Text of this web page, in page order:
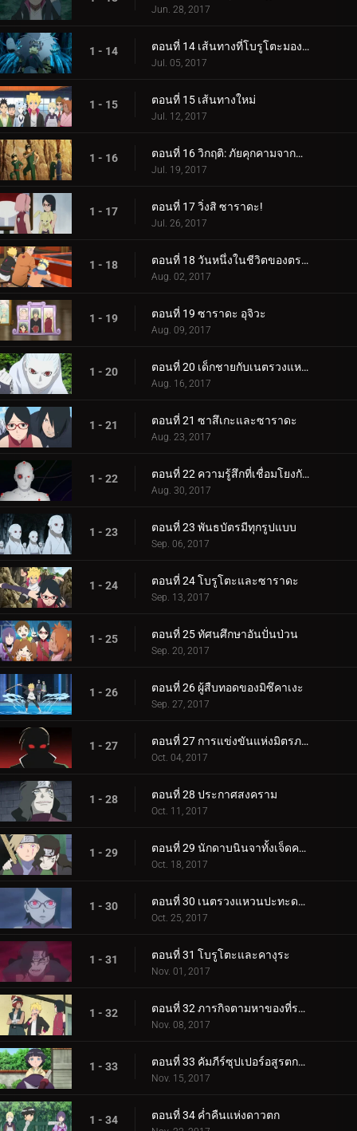
Jun. 28, 2017
1 - 14 ตอนที่ 14 เส้นทางที่โบรูโตะมองเห็น
Jul. 05, 2017
1 - 15 ตอนที่ 15 เส้นทางใหม่
Jul. 12, 2017
1 - 16 ตอนที่ 16 วิกฤติ: ภัยคุกคามจากความล้มเหลว!
Jul. 19, 2017
1 - 17 ตอนที่ 17 วิ่งสิ ซาราดะ!
Jul. 26, 2017
1 - 18 ตอนที่ 18 วันหนึ่งในชีวิตของตระกูลอุซึมากิ
Aug. 02, 2017
1 - 19 ตอนที่ 19 ซาราดะ อุจิวะ
Aug. 09, 2017
1 - 20 ตอนที่ 20 เด็กชายกับเนตรวงแหวน
Aug. 16, 2017
1 - 21 ตอนที่ 21 ซาสึเกะและซาราดะ
Aug. 23, 2017
1 - 22 ตอนที่ 22 ความรู้สึกที่เชื่อมโยงกัน
Aug. 30, 2017
1 - 23 ตอนที่ 23 พันธบัตรมีทุกรูปแบบ
Sep. 06, 2017
1 - 24 ตอนที่ 24 โบรูโตะและซาราดะ
Sep. 13, 2017
1 - 25 ตอนที่ 25 ทัศนศึกษาอันปั่นป่วน
Sep. 20, 2017
1 - 26 ตอนที่ 26 ผู้สืบทอดของมิซึคาเงะ
Sep. 27, 2017
1 - 27 ตอนที่ 27 การแข่งขันแห่งมิตรภาพของชิโนบิ
Oct. 04, 2017
1 - 28 ตอนที่ 28 ประกาศสงคราม
Oct. 11, 2017
1 - 29 ตอนที่ 29 นักดาบนินจาทั้งเจ็ดคนใหม่!
Oct. 18, 2017
1 - 30 ตอนที่ 30 เนตรวงแหวนปะทะดาบสายฟ้า เขี้ยวคิบะ!
Oct. 25, 2017
1 - 31 ตอนที่ 31 โบรูโตะและคางุระ
Nov. 01, 2017
1 - 32 ตอนที่ 32 ภารกิจตามหาของที่ระลึก
Nov. 08, 2017
1 - 33 ตอนที่ 33 คัมภีร์ซุปเปอร์อสูรตกต่ำ!
Nov. 15, 2017
1 - 34 ตอนที่ 34 ค่ำคืนแห่งดาวตก